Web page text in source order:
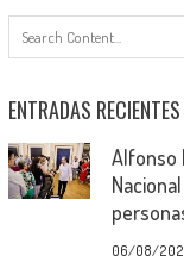
ENTRADAS RECIENTES
Alfonso
06/08/